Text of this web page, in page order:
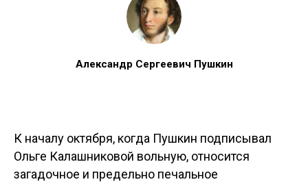
Александр Сергеевич Пушкин
К началу октября, когда Пушкин подписывал
Ольге Калашниковой вольную, относится
загадочное и предельно печальное